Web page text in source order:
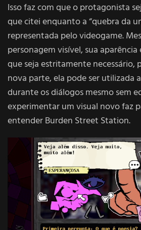
Isso faz com que o protagonista
que citei enquanto a “quebra da
representada pelo videogame.
personagem visível, sua
que seja estritamente necessário,
nova parte, ela pode ser utilizada
durante os diálogos mesmo sem
experimentar um visual novo faz
entender Burden Street Station.